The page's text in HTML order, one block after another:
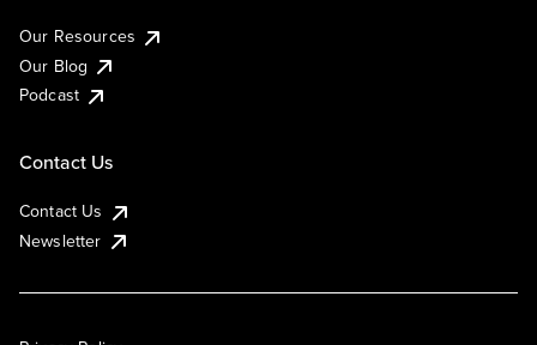
Our Resources
Our Blog
Podcast
Contact Us
Contact Us
Newsletter